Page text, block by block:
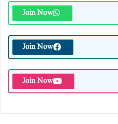
Join Now
Join Now
Join Now